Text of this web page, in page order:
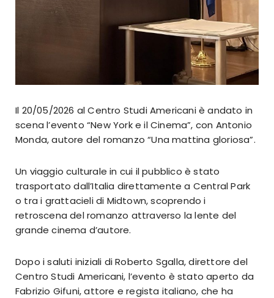
Il 20/05/2026 al Centro Studi Americani è andato in
scena l’evento “New York e il Cinema”, con Antonio
Monda, autore del romanzo “Una mattina gloriosa”.
Un viaggio culturale in cui il pubblico è stato
trasportato dall’Italia direttamente a Central Park
o tra i grattacieli di Midtown, scoprendo i
retroscena del romanzo attraverso la lente del
grande cinema d’autore.
Dopo i saluti iniziali di Roberto Sgalla, direttore del
Centro Studi Americani, l’evento è stato aperto da
Fabrizio Gifuni, attore e regista italiano, che ha